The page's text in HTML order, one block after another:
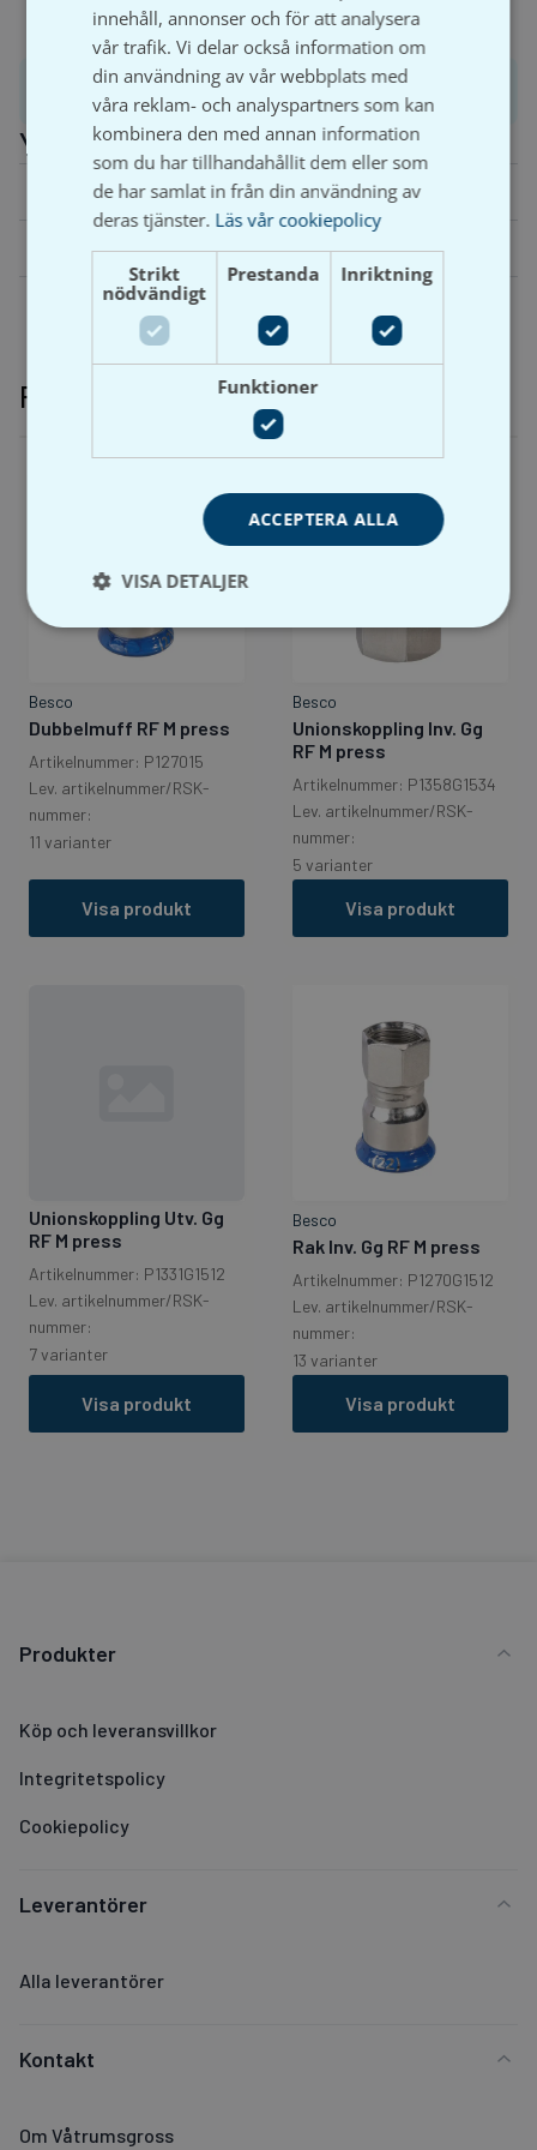
Produktinformation
Ytterligare information
N/A
Dimension 15, 18, 22, 28, 35, 42, 54, 66,7, 76,1, 88,9, 108
Relaterade produkter
Besco
Dubbelmuff RF M press
Artikelnummer: P127015
Lev. artikelnummer/RSK-
nummer:
11 varianter
Visa produkt
Besco
Unionskoppling Inv. Gg
RF M press
Artikelnummer: P1358G1534
Lev. artikelnummer/RSK-
nummer:
5 varianter
Visa produkt
Unionskoppling Utv. Gg
RF M press
Artikelnummer: P1331G1512
Lev. artikelnummer/RSK-
nummer:
7 varianter
Visa produkt
Besco
Rak Inv. Gg RF M press
Artikelnummer: P1270G1512
Lev. artikelnummer/RSK-
nummer:
13 varianter
Visa produkt
Produkter
Köp och leveransvillkor
Integritetspolicy
Cookiepolicy
Leverantörer
Alla leverantörer
Kontakt
Om Våtrumsgross
innehåll, annonser och för att analysera
vår trafik. Vi delar också information om
din användning av vår webbplats med
våra reklam- och analyspartners som kan
kombinera den med annan information
som du har tillhandahållit dem eller som
de har samlat in från din användning av
deras tjänster. Läs vår cookiepolicy
Strikt
nödvändigt
Prestanda Inriktning
Funktioner
ACCEPTERA ALLA
VISA DETALJER